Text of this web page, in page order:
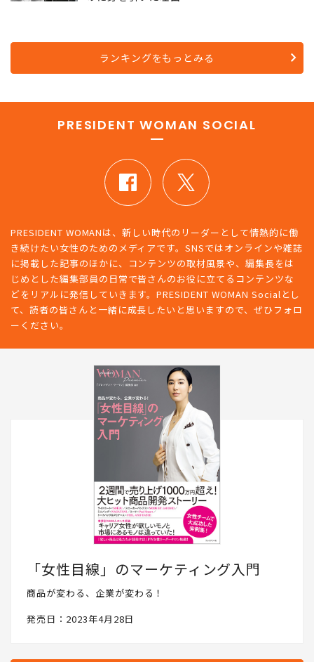
ランキングをもっとみる
PRESIDENT WOMAN SOCIAL
PRESIDENT WOMANは、新しい時代のリーダーとして情熱的に働
き続けたい女性のためのメディアです。SNSではオンラインや雑誌
に掲載した記事のほかに、コンテンツの取材風景や、編集長をは
じめとした編集部員の日常で皆さんのお役に立てるコンテンツな
どをリアルに発信していきます。PRESIDENT WOMAN Socialとし
て、読者の皆さんと一緒に成長したいと思いますので、ぜひフォロ
ーください。
「女性目線」のマーケティング入門
商品が変わる、企業が変わる！
発売日：2023年4月28日